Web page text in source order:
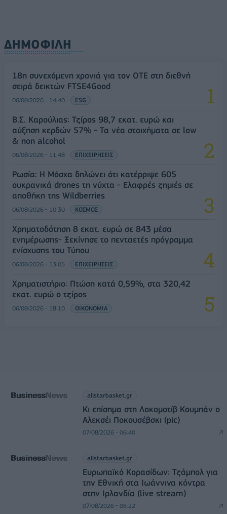
ΔΗΜΟΦΙΛΗ
18η συνεχόμενη χρονιά για τον ΟΤΕ στη διεθνή
σειρά δεικτών FTSE4Good
06/08/2026 - 14:40 ESG
Β.Σ. Καρούλιας: Τζίρος 98,7 εκατ. ευρώ και
αύξηση κερδών 57% - Τα νέα στοιχήματα σε low
& non alcohol
06/08/2026 - 11:48 ΕΠΙΧΕΙΡΗΣΕΙΣ
Ρωσία: Η Μόσχα δηλώνει ότι κατέρριψε 605
ουκρανικά drones τη νύχτα - Ελαφρές ζημιές σε
αποθήκη της Wildberries
06/08/2026 - 10:30 ΚΟΣΜΟΣ
Χρηματοδότηση 8 εκατ. ευρώ σε 843 μέσα
ενημέρωσης- Ξεκίνησε το πενταετές πρόγραμμα
ενίσχυσης του Τύπου
06/08/2026 - 13:05 ΕΠΙΧΕΙΡΗΣΕΙΣ
Χρηματιστήριο: Πτώση κατά 0,59%, στα 320,42
εκατ. ευρώ ο τζίρος
06/08/2026 - 18:10 ΟΙΚΟΝΟΜΙΑ
allstarbasket.gr
Κι επίσημα στη Λοκομοτίβ Κουμπάν ο
Αλεκσέι Ποκουσέβσκι (pic)
07/08/2026 - 06:40
allstarbasket.gr
Ευρωπαϊκό Κορασίδων: Τζάμπολ για
την Εθνική στα Ιωάννινα κόντρα
στην Ιρλανδία (live stream)
07/08/2026 - 06:22